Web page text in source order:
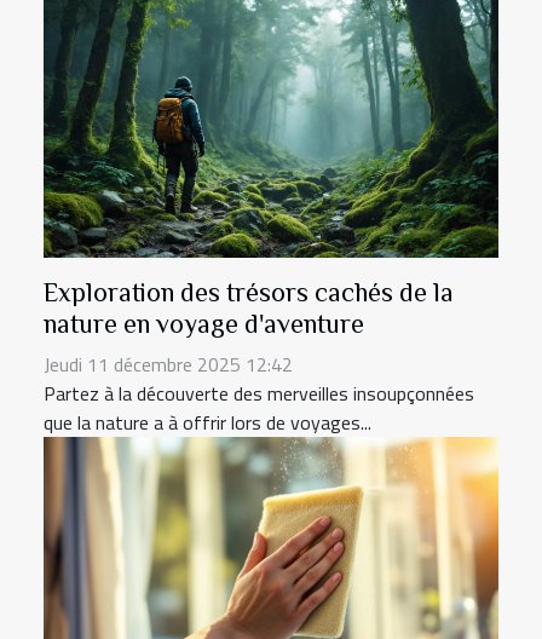
Exploration des trésors cachés de la
nature en voyage d'aventure
Jeudi 11 décembre 2025 12:42
Partez à la découverte des merveilles insoupçonnées
que la nature a à offrir lors de voyages...